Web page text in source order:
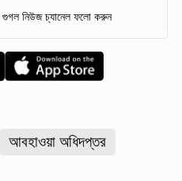
গুগল নিউজ চ্যানেল ফলো করুন
আবহাওয়া অধিদপ্তর